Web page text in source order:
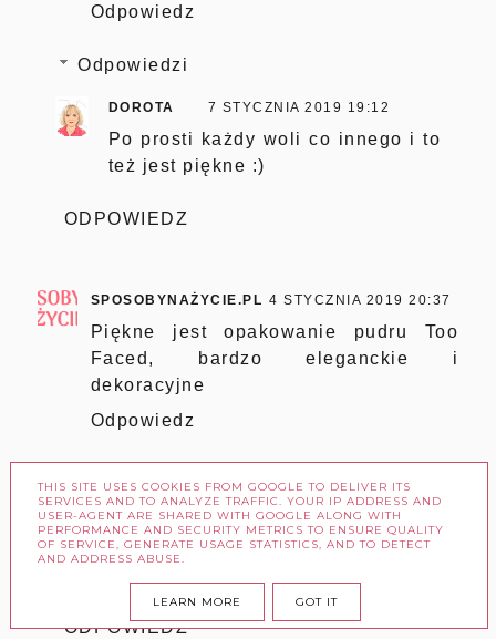
Odpowiedz
Odpowiedzi
DOROTA 7 STYCZNIA 2019 19:12
Po prosti każdy woli co innego i to
też jest piękne :)
ODPOWIEDZ
SPOSOBYNAŻYCIE.PL 4 STYCZNIA 2019 20:37
Piękne jest opakowanie pudru Too
Faced, bardzo eleganckie i
dekoracyjne
Odpowiedz
DOROTA 7 STYCZNIA 2019 19:12
Opakowanie jak opakowanie, ale
ODPOWIEDZ
THIS SITE USES COOKIES FROM GOOGLE TO DELIVER ITS
SERVICES AND TO ANALYZE TRAFFIC. YOUR IP ADDRESS AND
USER-AGENT ARE SHARED WITH GOOGLE ALONG WITH
PERFORMANCE AND SECURITY METRICS TO ENSURE QUALITY
OF SERVICE, GENERATE USAGE STATISTICS, AND TO DETECT
AND ADDRESS ABUSE.
LEARN MORE GOT IT